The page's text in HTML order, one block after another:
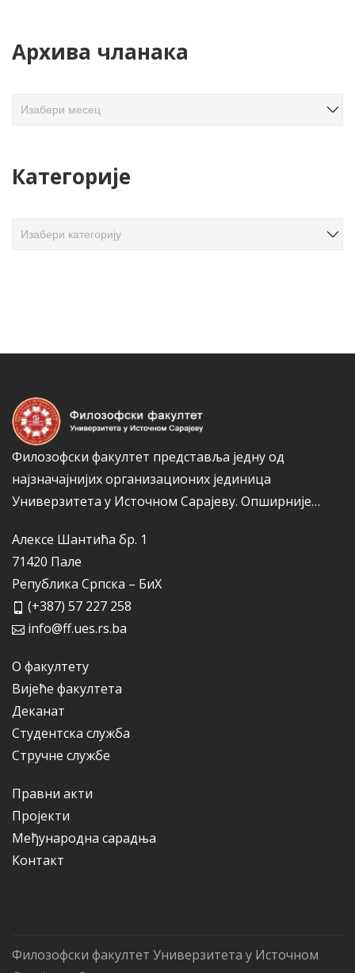
Архива чланака
в
Категорије
Филозофски факултет представља једну од
најзначајнијих организационих јединица
Универзитета у Источном Сарајеву. Опширније…
Алексе Шантића бр. 1
71420 Пале
Република Српска – БиХ
(+387) 57 227 258
info@ff.ues.rs.ba
О факултету
Вијеће факултета
Деканат
Студентска служба
Стручне службе
Правни акти
Пројекти
Међународна сарадња
Контакт
Филозофски факултет Универзитета у Источном